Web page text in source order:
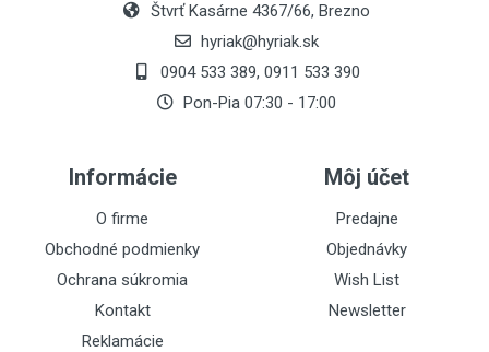
Štvrť Kasárne 4367/66, Brezno
hyriak@hyriak.sk
0904 533 389, 0911 533 390
Pon-Pia 07:30 - 17:00
Informácie
O firme
Obchodné podmienky
Ochrana súkromia
Kontakt
Reklamácie
Môj účet
Predajne
Objednávky
Wish List
Newsletter